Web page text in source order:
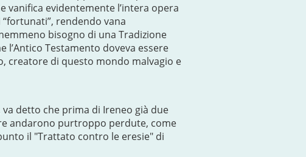
vanifica evidentemente l’intera opera
rendendo vana
bisogno di una Tradizione
l’Antico Testamento doveva essere
creatore di questo mondo malvagio e
detto che prima di Ireneo già due
andarono purtroppo perdute, come
il "Trattato contro le eresie" di